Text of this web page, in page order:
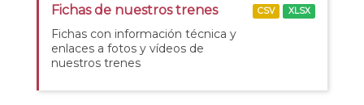
Fichas de nuestros trenes
Fichas con información técnica y
enlaces a fotos y vídeos de
nuestros trenes
CSV XLSX